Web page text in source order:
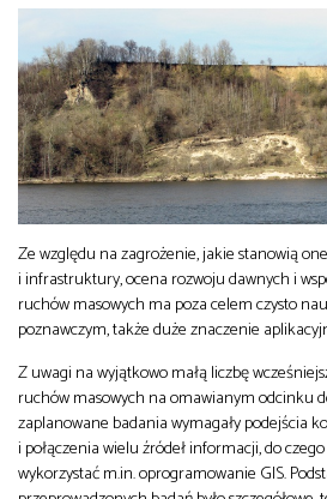
Ze względu na zagrożenie, jakie stanowią
i infrastruktury, ocena rozwoju dawnych i
ruchów masowych ma poza celem czysto
poznawczym, także duże znaczenie
Z uwagi na wyjątkowo małą liczbę
ruchów masowych na omawianym odcinku
zaplanowane badania wymagały podejścia
i połączenia wielu źródeł informacji, do
wykorzystać m.in. oprogramowanie GIS.